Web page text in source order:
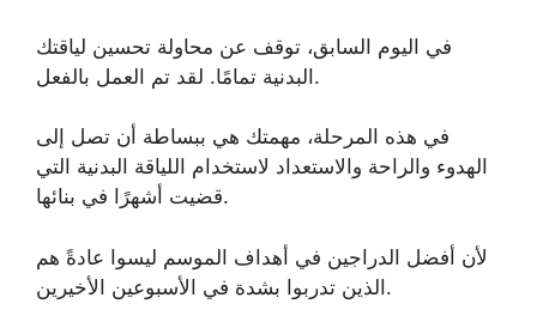
في اليوم السابق، توقف عن محاولة تحسين لياقتك
البدنية تمامًا. لقد تم العمل بالفعل.
في هذه المرحلة، مهمتك هي ببساطة أن تصل إلى
الهدوء والراحة والاستعداد لاستخدام اللياقة البدنية التي
قضيت أشهرًا في بنائها.
لأن أفضل الدراجين في أهداف الموسم ليسوا عادةً هم
الذين تدربوا بشدة في الأسبوعين الأخيرين.